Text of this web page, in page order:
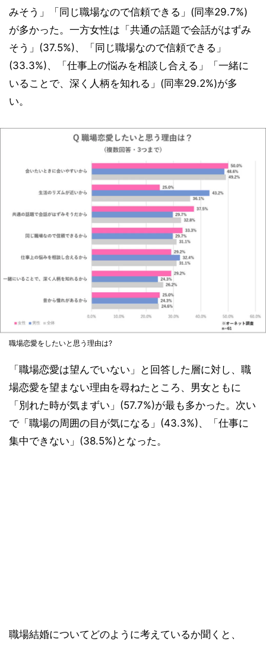
みそう」「同じ職場なので信頼できる」(同率29.7%)
が多かった。一方女性は「共通の話題で会話がはずみ
そう」(37.5%)、「同じ職場なので信頼できる」
(33.3%)、「仕事上の悩みを相談し合える」「一緒に
いることで、深く人柄を知れる」(同率29.2%)が多
い。
職場恋愛をしたいと思う理由は?
「職場恋愛は望んでいない」と回答した層に対し、職
場恋愛を望まない理由を尋ねたところ、男女ともに
「別れた時が気まずい」(57.7%)が最も多かった。次い
で「職場の周囲の目が気になる」(43.3%)、「仕事に
集中できない」(38.5%)となった。
職場結婚についてどのように考えているか聞くと、